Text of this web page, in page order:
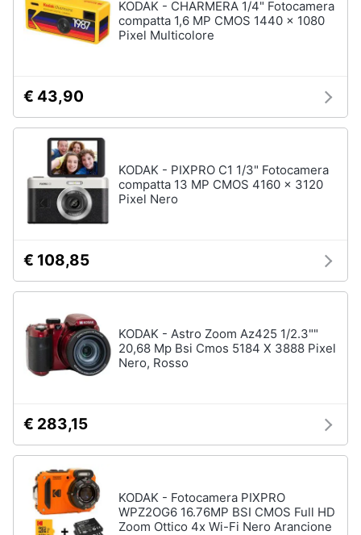
KODAK - CHARMERA 1/4" Fotocamera
compatta 1,6 MP CMOS 1440 x 1080
Pixel Multicolore
€ 43,90
KODAK - PIXPRO C1 1/3" Fotocamera
compatta 13 MP CMOS 4160 x 3120
Pixel Nero
€ 108,85
KODAK - Astro Zoom Az425 1/2.3""
20,68 Mp Bsi Cmos 5184 X 3888 Pixel
Nero, Rosso
€ 283,15
KODAK - Fotocamera PIXPRO
WPZ2OG6 16.76MP BSI CMOS Full HD
Zoom Ottico 4x Wi-Fi Nero Arancione